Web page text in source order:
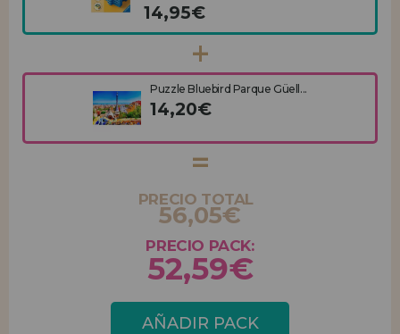
14,95€
Puzzle Bluebird Parque Güell...
14,20€
PRECIO TOTAL
56,05€
PRECIO PACK:
52,59€
AÑADIR PACK